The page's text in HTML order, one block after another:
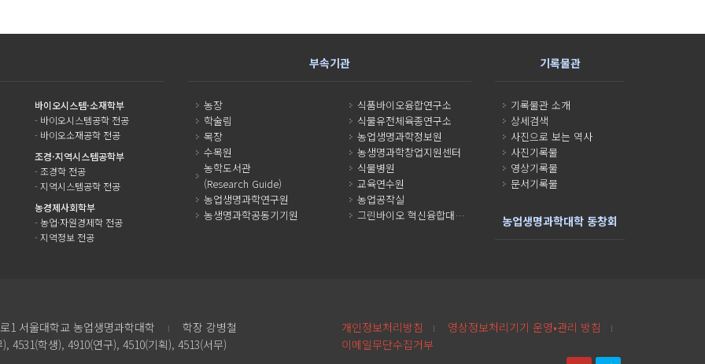
바이오시스템·소재학부
- 바이오시스템공학 전공
- 바이오소재공학 전공
조경·지역시스템공학부
-조경학 전공
-지역시스템공학 전공
농경제사회학부
-농업·자원경제학 전공
-지역정보 전공
부속기관
농장
학술림
목장
수목원
농학도서관
(Research Guide)
농업생명과학연구원
농생명과학공동기기원
식품바이오융합연구소
식물유전체육종연구소
농업생명과학정보원
농생명과학창업지원센터
식물병원
교육연수원
농업공작실
그린바이오 혁신융합대학사업단
기록물관
기록물관 소개
상세검색
사진으로 보는 역사
사진기록물
영상기록물
문서기록물
농업생명과학대학 동창회
1 서울대학교 농업생명과학대학 l
학장 강병철
4531(학생), 4910(연구), 4510(기획), 4513(서무)
개인정보처리방침 l 영상정보처리기기 운영•관리 방침 l
이메일무단수집거부